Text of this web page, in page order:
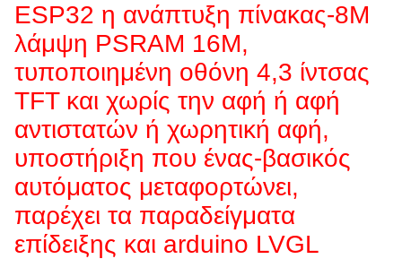
ESP32 η ανάπτυξη πίνακας-8M
λάμψη PSRAM 16M,
τυποποιημένη οθόνη 4,3 ίντσας
TFT και χωρίς την αφή ή αφή
αντιστατών ή χωρητική αφή,
υποστήριξη που ένας-βασικός
αυτόματος μεταφορτώνει,
παρέχει τα παραδείγματα
επίδειξης και arduino LVGL